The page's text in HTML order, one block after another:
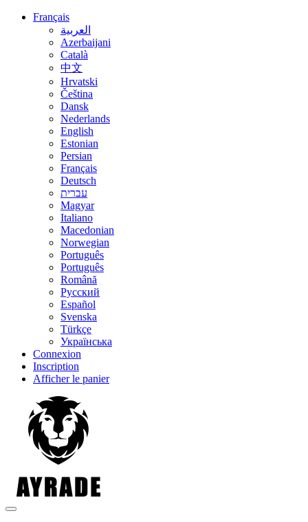
Français
العربية
Azerbaijani
Català
中文
Hrvatski
Čeština
Dansk
Nederlands
English
Estonian
Persian
Français
Deutsch
עברית
Magyar
Italiano
Macedonian
Norwegian
Português
Português
Română
Русский
Español
Svenska
Türkçe
Українська
Connexion
Inscription
Afficher le panier
Basculer la navigation